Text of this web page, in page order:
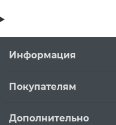
Информация
Покупателям
Дополнительно